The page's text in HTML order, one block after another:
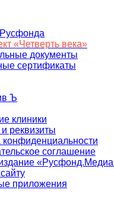
«Четверть века»
документы
сертификаты
Ъ
клиники
реквизиты
конфиденциальности
соглашение
приложения